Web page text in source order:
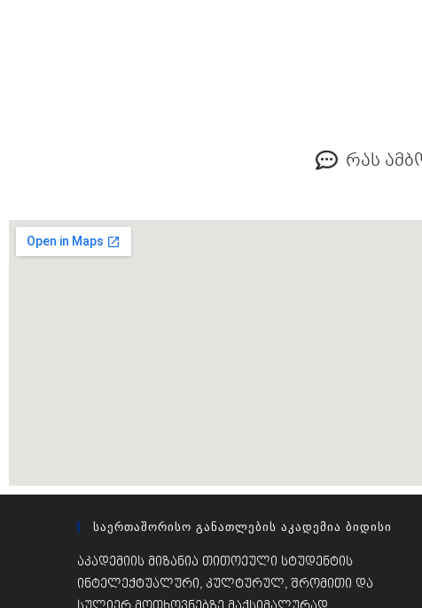
რას
Საერთაშორისო Განათლების Აკადემია Ბიდისი
აკადემიის მიზანია თითოეული სტუდენტის
ინტელექტუალური, კულტურულ, შრომითი და